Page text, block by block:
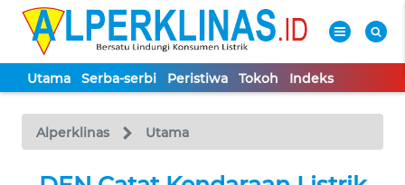
Utama Serba-serbi Peristiwa Tokoh Indeks
Alperklinas Utama
TV
Tutup
UTAMA